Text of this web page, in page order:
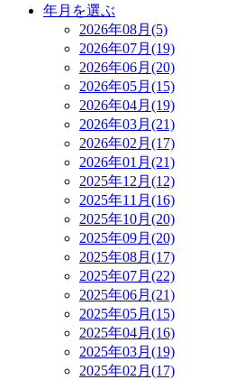
年月を選ぶ
2026年08月(5)
2026年07月(19)
2026年06月(20)
2026年05月(15)
2026年04月(19)
2026年03月(21)
2026年02月(17)
2026年01月(21)
2025年12月(12)
2025年11月(16)
2025年10月(20)
2025年09月(20)
2025年08月(17)
2025年07月(22)
2025年06月(21)
2025年05月(15)
2025年04月(16)
2025年03月(19)
2025年02月(17)